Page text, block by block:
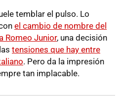
temblar el pulso. Lo
el cambio de nombre del
Romeo Junior, una decisión
tensiones que hay entre
. Pero da la impresión
tan implacable.